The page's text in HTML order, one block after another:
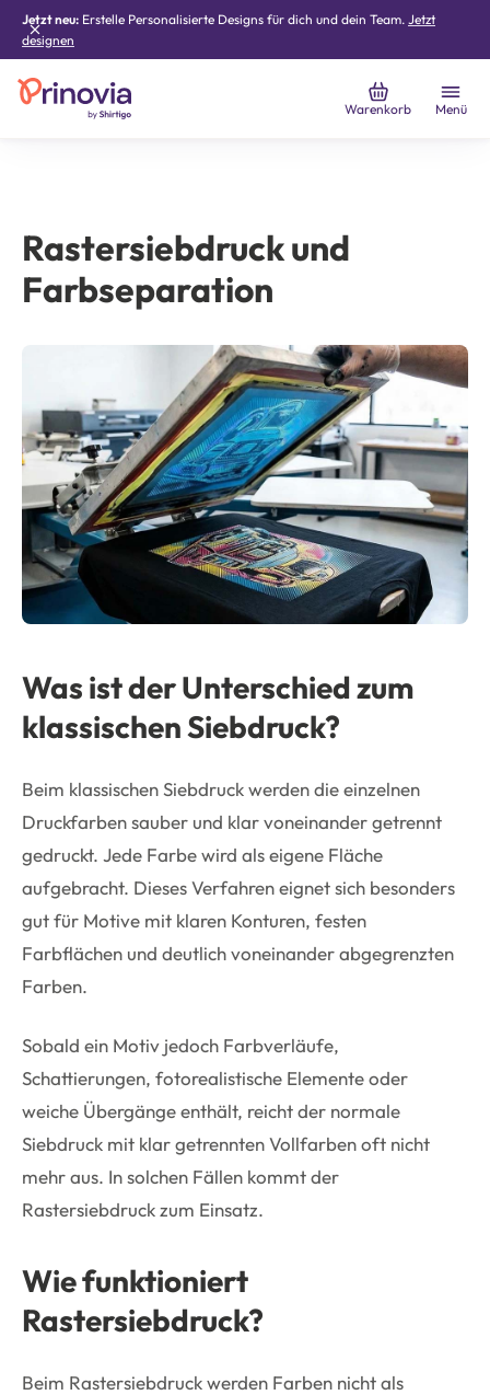
Jetzt neu: Erstelle Personalisierte Designs für dich und dein Team. Jetzt
designen
Warenkorb Menü
Rastersiebdruck und
Farbseparation
Was ist der Unterschied zum
klassischen Siebdruck?
Beim klassischen Siebdruck werden die einzelnen
Druckfarben sauber und klar voneinander getrennt
gedruckt. Jede Farbe wird als eigene Fläche
aufgebracht. Dieses Verfahren eignet sich besonders
gut für Motive mit klaren Konturen, festen
Farbflächen und deutlich voneinander abgegrenzten
Farben.
Sobald ein Motiv jedoch Farbverläufe,
Schattierungen, fotorealistische Elemente oder
weiche Übergänge enthält, reicht der normale
Siebdruck mit klar getrennten Vollfarben oft nicht
mehr aus. In solchen Fällen kommt der
Rastersiebdruck zum Einsatz.
Wie funktioniert
Rastersiebdruck?
Beim Rastersiebdruck werden Farben nicht als